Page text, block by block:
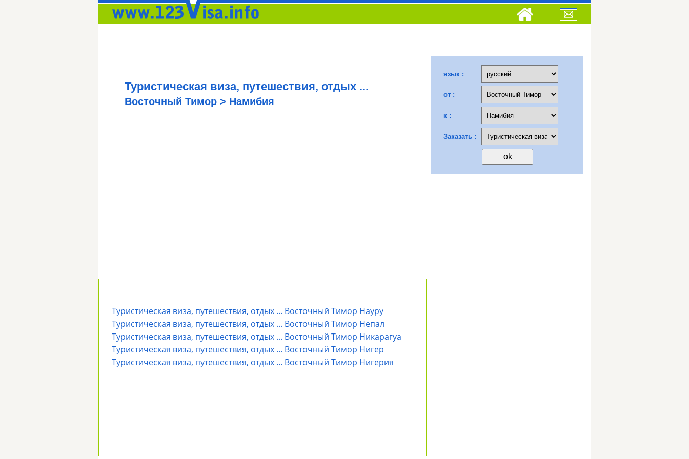
Туристическая виза, путешествия, отдых ...
Восточный Тимор > Намибия
Туристическая виза, путешествия, отдых ... Восточный Тимор Науру
Туристическая виза, путешествия, отдых ... Восточный Тимор Непал
Туристическая виза, путешествия, отдых ... Восточный Тимор Никарагуа
Туристическая виза, путешествия, отдых ... Восточный Тимор Нигер
Туристическая виза, путешествия, отдых ... Восточный Тимор Нигерия